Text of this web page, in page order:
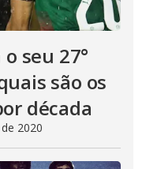
seu 27°
são os
década
2020